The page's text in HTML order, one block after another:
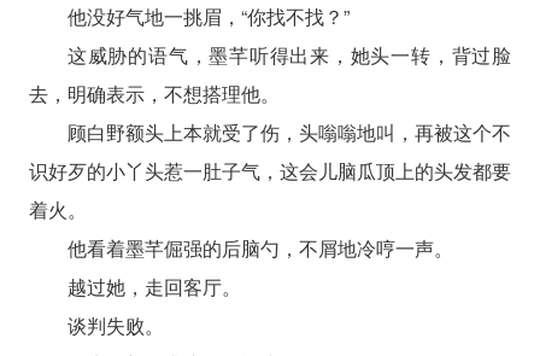
他没好气地一挑眉，“你找不找？”
这威胁的语气，墨芊听得出来，她头一转，背过脸
去，明确表示，不想搭理他。
顾白野额头上本就受了伤，头嗡嗡地叫，再被这个不
识好歹的小丫头惹一肚子气，这会儿脑瓜顶上的头发都要
着火。
他看着墨芊倔强的后脑勺，不屑地冷哼一声。
越过她，走回客厅。
谈判失败。